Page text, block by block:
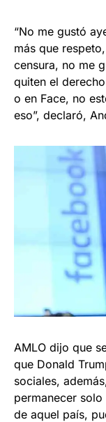
“No me gustó
más que
censura, no me
quiten el
o en Face, no
eso”, declaró,
AMLO dijo que
que Donald
sociales,
permanecer
de aquel país,